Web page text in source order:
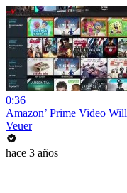
0:36
Amazon’ Prime Video
Veuer
hace 3 años